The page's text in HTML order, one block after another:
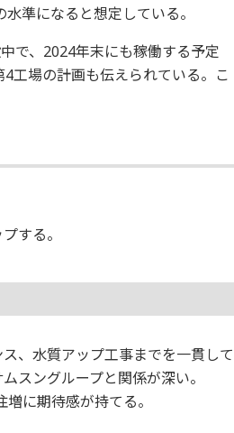
準になると想定している。
で、2024年末にも稼働する予定
工場の計画も伝えられている。こ
する。
、水質アップ工事までを一貫して
スングループと関係が深い。
に期待感が持てる。